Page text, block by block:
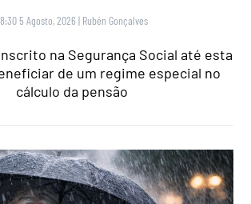
5 Agosto, 2026 | Rubén Gonçalves
na Segurança Social até esta
de um regime especial no
cálculo da pensão